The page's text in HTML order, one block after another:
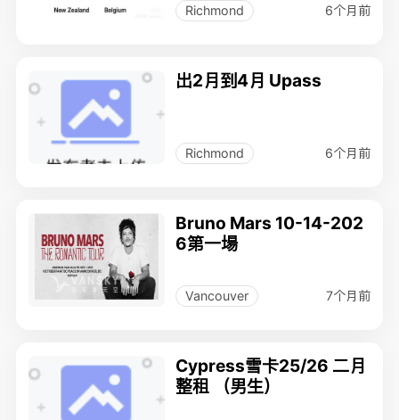
Richmond 6个月前
出2月到4月 Upass
Richmond 6个月前
Bruno Mars 10-14-202
6第一場
Vancouver 7个月前
Cypress雪卡25/26 二月
整租 （男生）